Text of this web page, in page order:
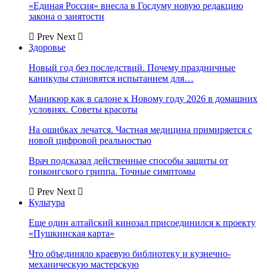
«Единая Россия» внесла в Госдуму новую редакцию
закона о занятости
Prev Next
Здоровье
Новый год без последствий. Почему праздничные
каникулы становятся испытанием для…
Маникюр как в салоне к Новому году 2026 в домашних
условиях. Советы красоты
На ошибках лечатся. Частная медицина примиряется с
новой цифровой реальностью
Врач подсказал действенные способы защиты от
гонконгского гриппа. Точные симптомы
Prev Next
Культура
Еще один алтайский кинозал присоединился к проекту
«Пушкинская карта»
Что объединяло краевую библиотеку и кузнечно-
механическую мастерскую